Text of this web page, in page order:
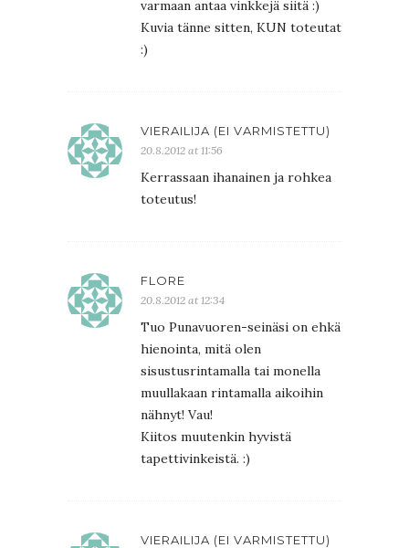
varmaan antaa vinkkejä siitä :)
Kuvia tänne sitten, KUN toteutat
:)
VIERAILIJA (EI VARMISTETTU)
20.8.2012 at 11:56
Kerrassaan ihanainen ja rohkea
toteutus!
FLORE
20.8.2012 at 12:34
Tuo Punavuoren-seinäsi on ehkä
hienointa, mitä olen
sisustusrintamalla tai monella
muullakaan rintamalla aikoihin
nähnyt! Vau!
Kiitos muutenkin hyvistä
tapettivinkeistä. :)
VIERAILIJA (EI VARMISTETTU)